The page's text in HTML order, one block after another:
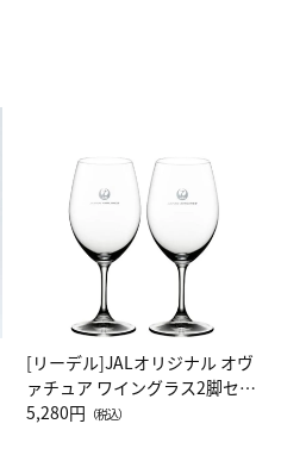
[リーデル]JALオリジナル オヴ
ァチュア ワイングラス2脚セッ
ト（レッドワイン）
5,280円 （税込）